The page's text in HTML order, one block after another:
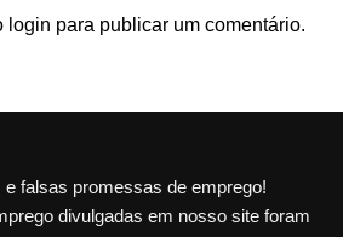
login para publicar um comentário.
falsas promessas de emprego!
divulgadas em nosso site foram